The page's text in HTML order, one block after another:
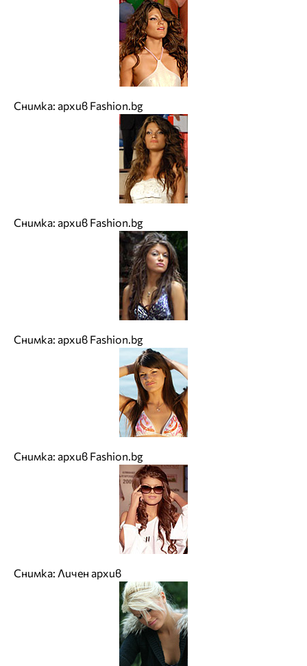
Снимка: архив Fashion.bg
Снимка: архив Fashion.bg
Снимка: архив Fashion.bg
Снимка: архив Fashion.bg
Снимка: Личен архив